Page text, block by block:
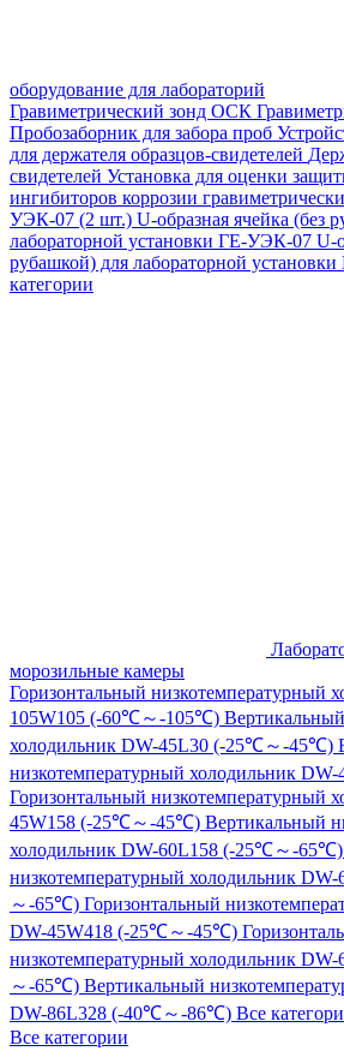
оборудование для лабораторий
Гравиметрический зонд ОСК
Пробозаборник для забора проб
для держателя образцов-свидетелей
свидетелей Установка для оценки
ингибиторов коррозии
УЭК-07 (2 шт.) U-образная ячейка (без
лабораторной установки ГЕ-УЭК-07 U-
рубашкой) для лабораторной
категории
морозильные камеры
Горизонтальный низкотемпературный
105W105 (-60℃～-105℃)
холодильник DW-45L30 (-25℃～-45℃)
низкотемпературный холодильник
Горизонтальный низкотемпературный
45W158 (-25℃～-45℃) Вертикальный
холодильник DW-60L158 (-25℃～-65℃)
низкотемпературный холодильник
～-65℃) Горизонтальный
DW-45W418 (-25℃～-45℃)
низкотемпературный холодильник
～-65℃) Вертикальный
DW-86L328 (-40℃～-86℃) Все
Все категории